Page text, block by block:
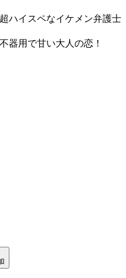
ハイスペなイケメン弁護士
器用で甘い大人の恋！